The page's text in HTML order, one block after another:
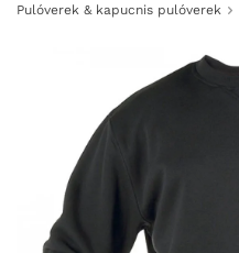
Pulóverek & kapucnis pulóverek